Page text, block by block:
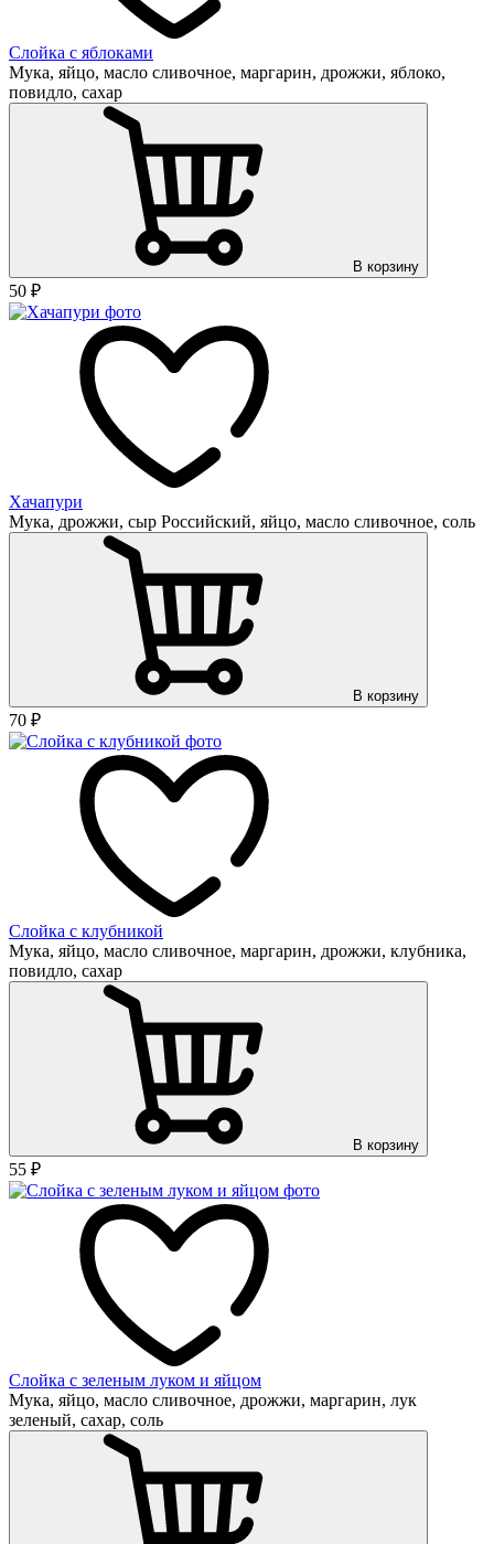
Слойка с яблоками
Мука, яйцо, масло сливочное, маргарин, дрожжи, яблоко,
повидло, сахар
В корзину
50 ₽
Хачапури
Мука, дрожжи, сыр Российский, яйцо, масло сливочное, соль
В корзину
70 ₽
Слойка с клубникой
Мука, яйцо, масло сливочное, маргарин, дрожжи, клубника,
повидло, сахар
В корзину
55 ₽
Слойка с зеленым луком и яйцом
Мука, яйцо, масло сливочное, дрожжи, маргарин, лук
зеленый, сахар, соль